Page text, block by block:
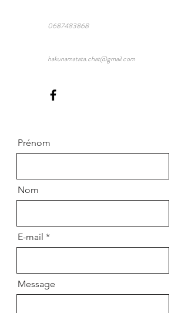
0687483868
hakunamatata.chat@gmail.com
Prénom
Nom
E-mail
Message